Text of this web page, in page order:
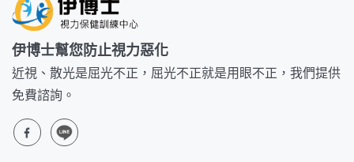
伊博士幫您防止視力惡化
近視、散光是屈光不正，屈光不正就是用眼不正，我們提供
免費諮詢。